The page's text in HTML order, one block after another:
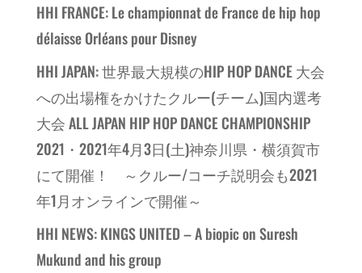
HHI FRANCE: Le championnat de France de hip hop
délaisse Orléans pour Disney
HHI JAPAN: 世界最大規模のHIP HOP DANCE 大会
への出場権をかけたクルー(チーム)国内選考
大会 ALL JAPAN HIP HOP DANCE CHAMPIONSHIP
2021・2021年4月3日(土)神奈川県・横須賀市
にて開催！ ～クルー/コーチ説明会も2021
年1月オンラインで開催～
HHI NEWS: KINGS UNITED – A biopic on Suresh
Mukund and his group